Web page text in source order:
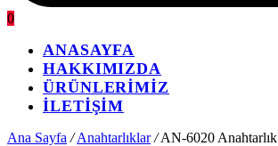
0
ANASAYFA
HAKKIMIZDA
ÜRÜNLERİMİZ
İLETİŞİM
Ana Sayfa / Anahtarlıklar /AN-6020 Anahtarlık